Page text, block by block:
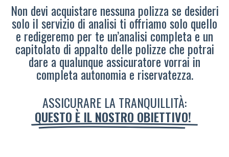
Non devi acquistare nessuna polizza se desideri
solo il servizio di analisi ti offriamo solo quello
e redigeremo per te un’analisi completa e un
capitolato di appalto delle polizze che potrai
dare a qualunque assicuratore vorrai in
completa autonomia e riservatezza.
ASSICURARE LA TRANQUILLITÀ:
QUESTO È IL NOSTRO OBIETTIVO!